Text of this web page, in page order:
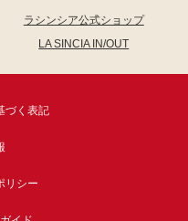
ラシンシア公式ショップ
LA SINCIA IN/OUT
づく表記
リシー